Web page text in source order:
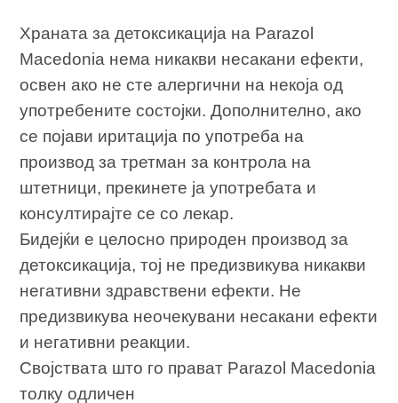
Храната за детоксикација на Parazol
Macedonia нема никакви несакани ефекти,
освен ако не сте алергични на некоја од
употребените состојки. Дополнително, ако
се појави иритација по употреба на
производ за третман за контрола на
штетници, прекинете ја употребата и
консултирајте се со лекар.
Бидејќи е целосно природен производ за
детоксикација, тој не предизвикува никакви
негативни здравствени ефекти. Не
предизвикува неочекувани несакани ефекти
и негативни реакции.
Својствата што го прават Parazol Macedonia
толку одличен